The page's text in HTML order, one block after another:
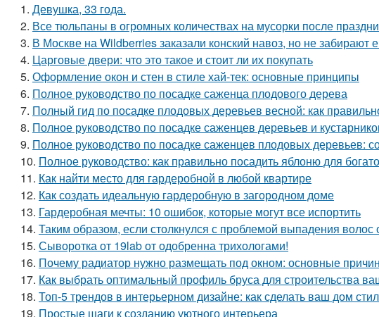
1. Девушка, 33 года.
2. Все тюльпаны в огромных количествах на мусорки после
3. В Москве на Wildberries заказали конский навоз, но не забирают
4. Царговые двери: что это такое и стоит ли их покупать
5. Оформление окон и стен в стиле хай-тек: основные принципы
6. Полное руководство по посадке саженца плодового дерева
7. Полный гид по посадке плодовых деревьев весной: как
8. Полное руководство по посадке саженцев деревьев и
9. Полное руководство по посадке саженцев плодовых деревьев:
10. Полное руководство: как правильно посадить яблоню для
11. Как найти место для гардеробной в любой квартире
12. Как создать идеальную гардеробную в загородном доме
13. Гардеробная мечты: 10 ошибок, которые могут все испортить
14. Таким образом, если столкнулся с проблемой выпадения волос
15. Сыворотка от 19lab от одобренна трихологами!
16. Почему радиатор нужно размещать под окном: основные
17. Как выбрать оптимальный профиль бруса для строительства
18. Топ-5 трендов в интерьерном дизайне: как сделать ваш дом
19. Простые шаги к созданию уютного интерьера